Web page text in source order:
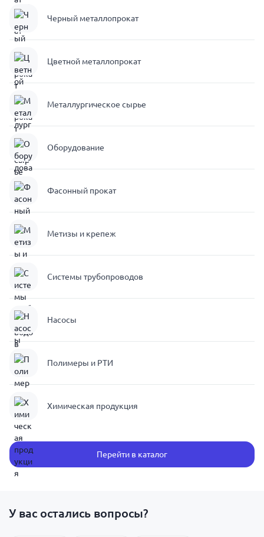
Черный металлопрокат
Цветной металлопрокат
Металлургическое сырье
Оборудование
Фасонный прокат
Метизы и крепеж
Системы трубопроводов
Насосы
Полимеры и РТИ
Химическая продукция
Перейти в каталог
У вас остались вопросы?